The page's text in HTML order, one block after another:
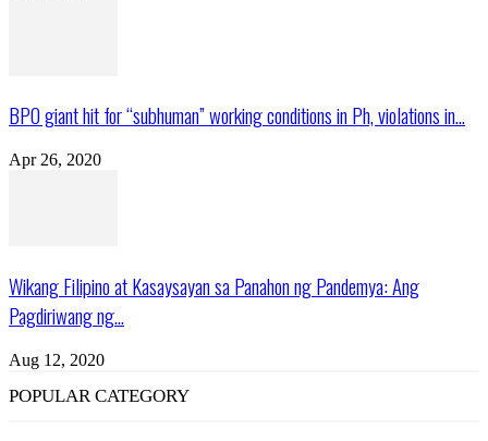
BPO giant hit for “subhuman” working conditions in Ph, violations in...
Apr 26, 2020
Wikang Filipino at Kasaysayan sa Panahon ng Pandemya: Ang
Pagdiriwang ng...
Aug 12, 2020
POPULAR CATEGORY